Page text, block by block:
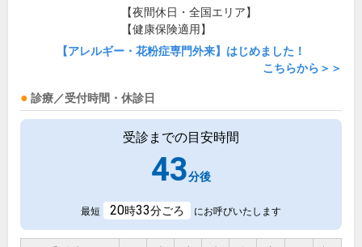
【夜間休日・全国エリア】
【健康保険適用】
【アレルギー・花粉症専門外来】はじめました！
こちらから＞＞
診療／受付時間・休診日
受診までの目安時間
43分後
最短 20時33分ごろ にお呼びいたします